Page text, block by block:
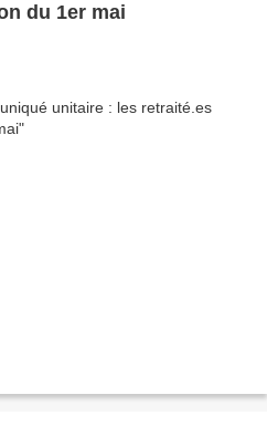
du 1er mai